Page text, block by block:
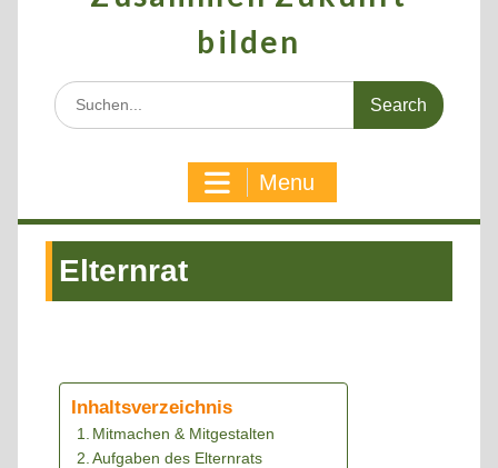
bilden
Search
for:
Menu
Elternrat
Inhaltsverzeichnis
Mitmachen & Mitgestalten
Aufgaben des Elternrats